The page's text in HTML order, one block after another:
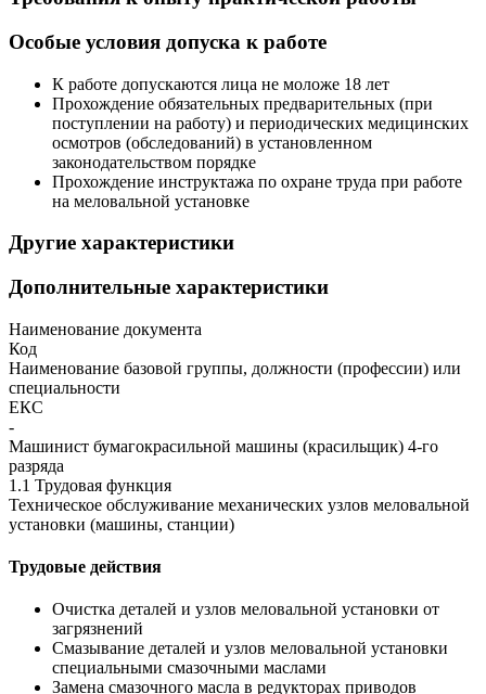
Особые условия допуска к работе
К работе допускаются лица не моложе 18 лет
Прохождение обязательных предварительных (при
поступлении на работу) и периодических медицинских
осмотров (обследований) в установленном
законодательством порядке
Прохождение инструктажа по охране труда при работе
на меловальной установке
Другие характеристики
Дополнительные характеристики
Наименование документа
Код
Наименование базовой группы, должности (профессии) или
специальности
ЕКС
-
Машинист бумагокрасильной машины (красильщик) 4-го
разряда
1.1 Трудовая функция
Техническое обслуживание механических узлов меловальной
установки (машины, станции)
Трудовые действия
Очистка деталей и узлов меловальной установки от
загрязнений
Смазывание деталей и узлов меловальной установки
специальными смазочными маслами
Замена смазочного масла в редукторах приводов